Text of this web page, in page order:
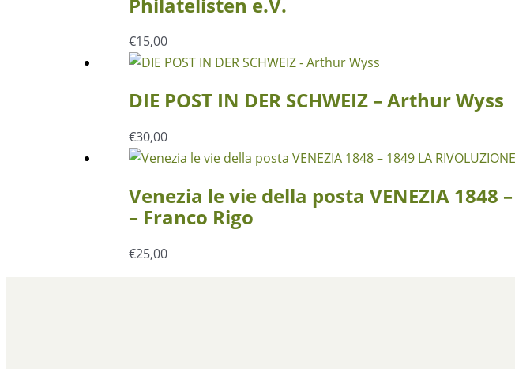
€15,00
DIE POST IN DER SCHWEIZ – Arthur Wyss
€30,00
Venezia le vie della posta VENEZIA 1848 –
– Franco Rigo
€25,00